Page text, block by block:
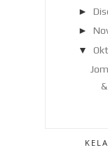
►
►
▼